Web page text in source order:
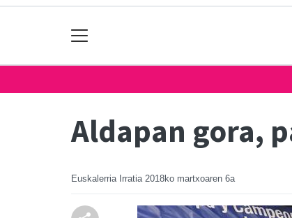
Aldapan gora,
Euskalerria Irratia 2018ko martxoaren 6a